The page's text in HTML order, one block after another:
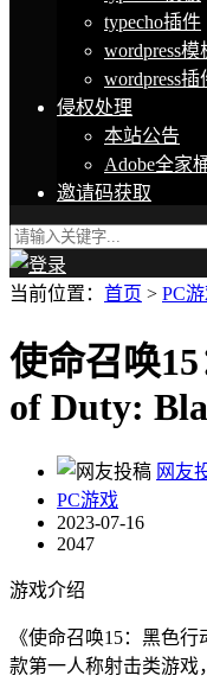
typecho插件
wordpress模
wordpress插
侵权处理
本站公告
Adobe全家
邀请码获取
当前位置： 首页 > PC
使命召唤
of Duty:
网友
PC游戏
2023-07-16
2047
游戏介绍
《使命召唤15：黑色
款第一人称射击类游戏